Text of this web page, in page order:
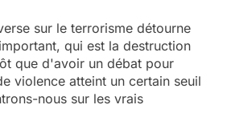
sur le terrorisme détourne
qui est la destruction
que d'avoir un débat pour
violence atteint un certain seuil
nous sur les vrais